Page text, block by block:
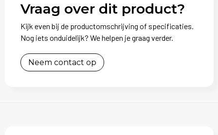
Vraag over dit product?
Kijk even bij de productomschrijving of specificaties.
Nog iets onduidelijk? We helpen je graag verder.
Neem contact op